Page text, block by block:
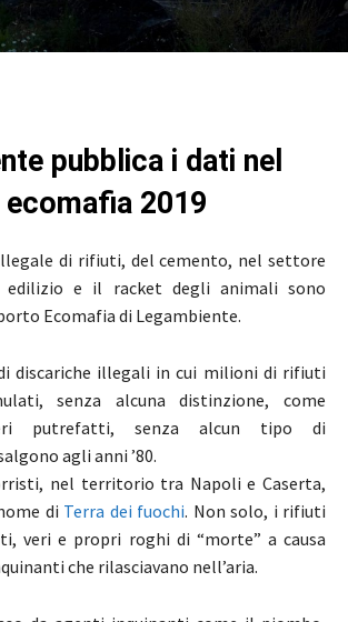
pubblica i dati nel
2019
di rifiuti, del cemento, nel settore
edilizio e il racket degli animali sono
Ecomafia di Legambiente.
discariche illegali in cui milioni di rifiuti
senza alcuna distinzione, come
putrefatti, senza alcun tipo di
agli anni ’80.
nel territorio tra Napoli e Caserta,
di Terra dei fuochi. Non solo, i rifiuti
veri e propri roghi di “morte” a causa
che rilasciavano nell’aria.